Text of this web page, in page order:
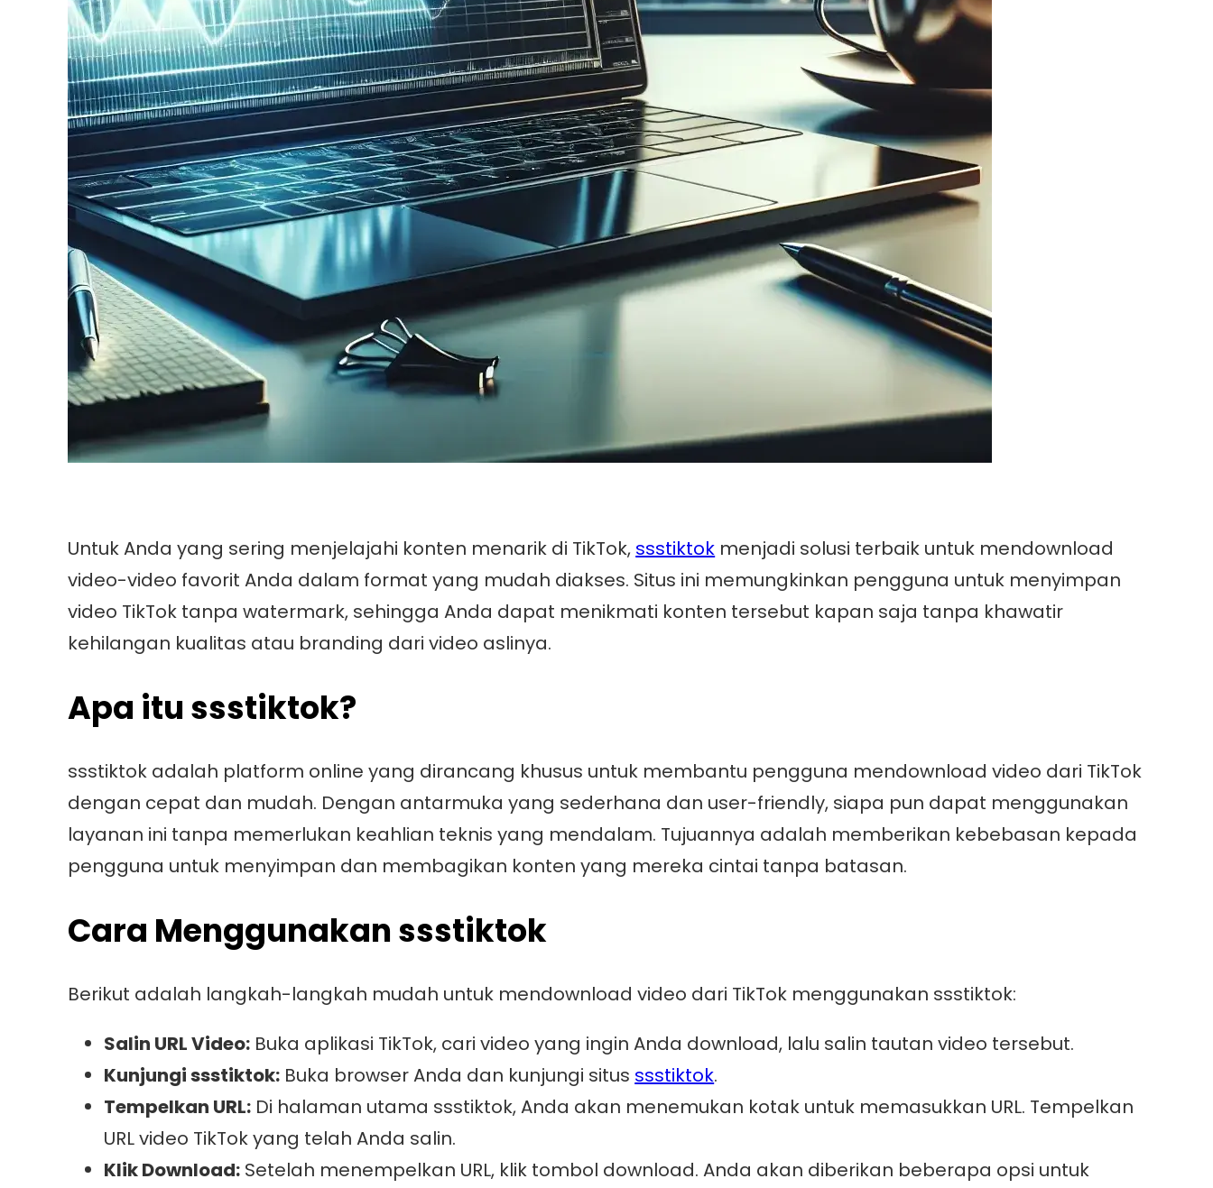
Untuk Anda yang sering menjelajahi konten menarik di TikTok, ssstiktok menjadi solusi terbaik untuk mendownload
video-video favorit Anda dalam format yang mudah diakses. Situs ini memungkinkan pengguna untuk menyimpan
video TikTok tanpa watermark, sehingga Anda dapat menikmati konten tersebut kapan saja tanpa khawatir
kehilangan kualitas atau branding dari video aslinya.
Apa itu ssstiktok?
ssstiktok adalah platform online yang dirancang khusus untuk membantu pengguna mendownload video dari TikTok
dengan cepat dan mudah. Dengan antarmuka yang sederhana dan user-friendly, siapa pun dapat menggunakan
layanan ini tanpa memerlukan keahlian teknis yang mendalam. Tujuannya adalah memberikan kebebasan kepada
pengguna untuk menyimpan dan membagikan konten yang mereka cintai tanpa batasan.
Cara Menggunakan ssstiktok
Berikut adalah langkah-langkah mudah untuk mendownload video dari TikTok menggunakan ssstiktok:
Salin URL Video: Buka aplikasi TikTok, cari video yang ingin Anda download, lalu salin tautan video tersebut.
Kunjungi ssstiktok: Buka browser Anda dan kunjungi situs ssstiktok.
Tempelkan URL: Di halaman utama ssstiktok, Anda akan menemukan kotak untuk memasukkan URL. Tempelkan
URL video TikTok yang telah Anda salin.
Klik Download: Setelah menempelkan URL, klik tombol download. Anda akan diberikan beberapa opsi untuk